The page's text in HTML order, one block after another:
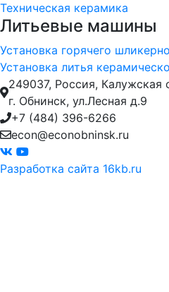
Техническая керамика
Литьевые машины
Установка горячего
Установка литья
249037, Россия, Калужская
г. Обнинск, ул.Лесная д.9
+7 (484) 396-6266
econ@econobninsk.ru
Разработка сайта 16kb.ru